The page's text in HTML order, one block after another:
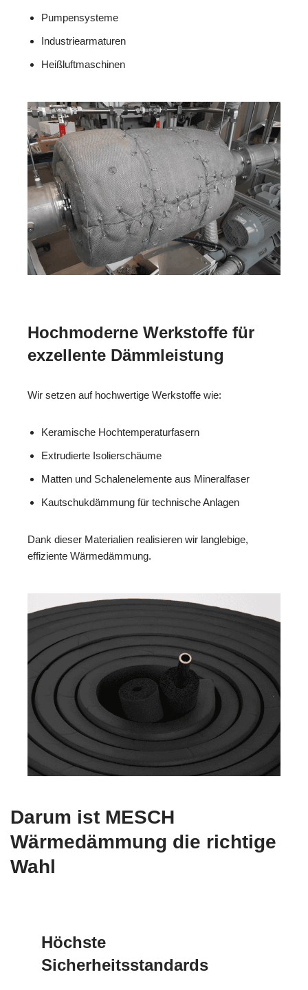
Pumpensysteme
Industriearmaturen
Heißluftmaschinen
Hochmoderne Werkstoffe für
exzellente Dämmleistung
Wir setzen auf hochwertige Werkstoffe wie:
Keramische Hochtemperaturfasern
Extrudierte Isolierschäume
Matten und Schalenelemente aus Mineralfaser
Kautschukdämmung für technische Anlagen
Dank dieser Materialien realisieren wir langlebige,
effiziente Wärmedämmung.
Darum ist MESCH
Wärmedämmung die richtige
Wahl
Höchste
Sicherheitsstandards